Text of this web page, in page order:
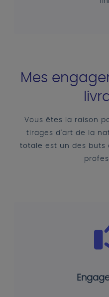
Mes
Vous êtes la raison
tirages d'art de la
totale est un des buts